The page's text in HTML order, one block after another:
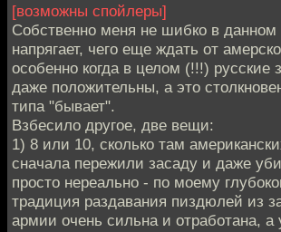
[возможны спойлеры]
Собственно меня не шибко в данном
напрягает, чего еще ждать от
особенно когда в целом (!!!) русские
даже положительны, а это
типа "бывает".
Взбесило другое, две вещи:
1) 8 или 10, сколько там
сначала пережили засаду и даже
просто нереально - по моему
традиция раздавания пиздюлей из
армии очень сильна и отработана, а